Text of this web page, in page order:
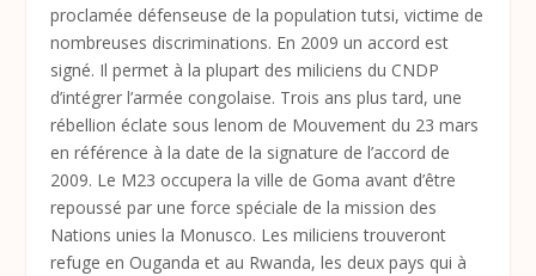
proclamée défenseuse de la population tutsi, victime de
nombreuses discriminations. En 2009 un accord est
signé. Il permet à la plupart des miliciens du CNDP
d’intégrer l’armée congolaise. Trois ans plus tard, une
rébellion éclate sous lenom de Mouvement du 23 mars
en référence à la date de la signature de l’accord de
2009. Le M23 occupera la ville de Goma avant d’être
repoussé par une force spéciale de la mission des
Nations unies la Monusco. Les miliciens trouveront
refuge en Ouganda et au Rwanda, les deux pays qui à